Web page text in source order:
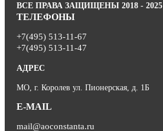
ВСЕ ПРАВА ЗАЩИЩЕНЫ 2018 - 2025
ТЕЛЕФОНЫ
+7(495) 513-11-67
+7(495) 513-11-47
АДРЕС
МО, г. Королев ул. Пионерская, д. 1Б
E-MAIL
mail@aoconstanta.ru